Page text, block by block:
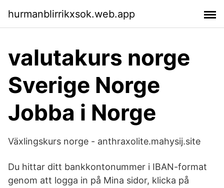
hurmanblirrikxsok.web.app
valutakurs norge
Sverige Norge
Jobba i Norge
Växlingskurs norge - anthraxolite.mahysij.site
Du hittar ditt bankkontonummer i IBAN-format
genom att logga in på Mina sidor, klicka på